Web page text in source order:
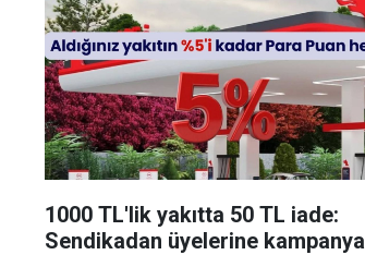
1000 TL'lik yakıtta 50 TL iade:
Sendikadan üyelerine kampanya